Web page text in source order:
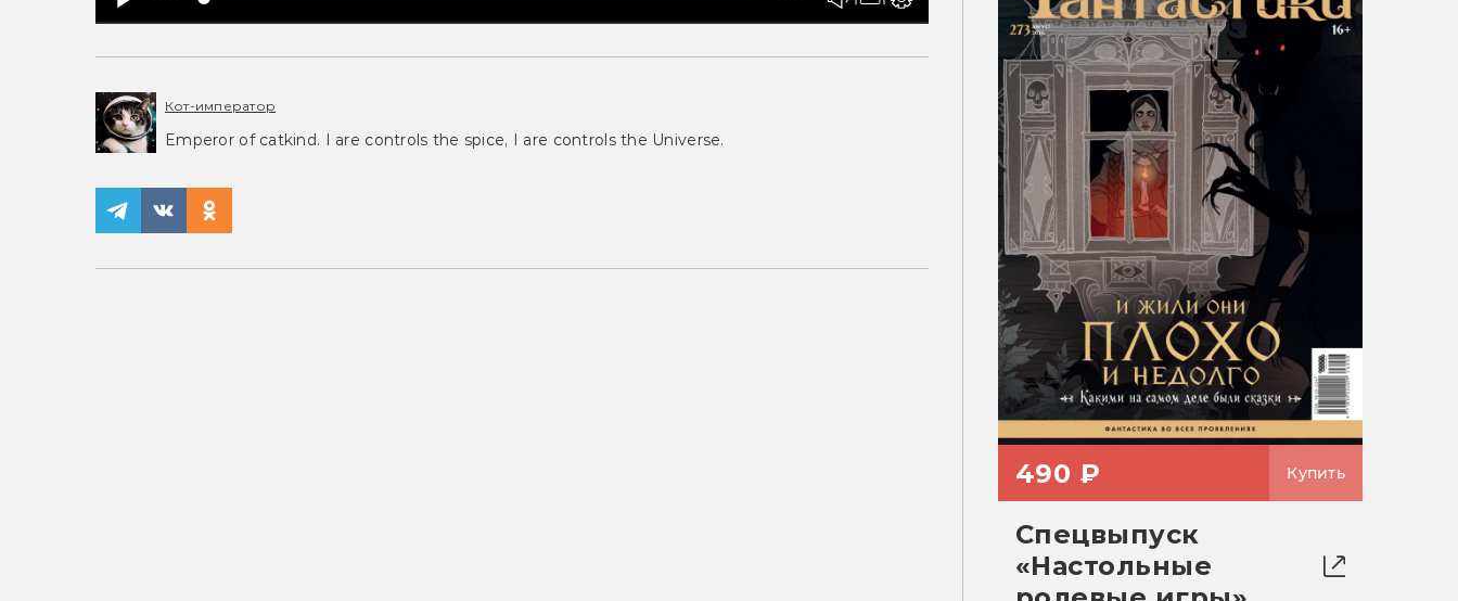
Кот-император
Emperor of catkind. I are controls the spice, I are controls the Universe.
490 ₽ Купить
Спецвыпуск
«Настольные